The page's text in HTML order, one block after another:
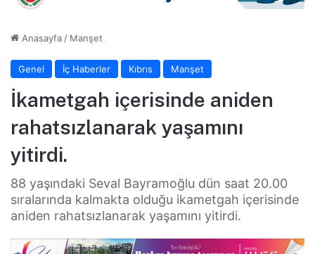
Anasayfa / Manşet
Genel İç Haberler Kıbrıs Manşet
İkametgah içerisinde aniden
rahatsızlanarak yaşamını
yitirdi.
88 yaşındaki Seval Bayramoğlu dün saat 20.00
sıralarında kalmakta olduğu ikametgah içerisinde
aniden rahatsızlanarak yaşamını yitirdi.